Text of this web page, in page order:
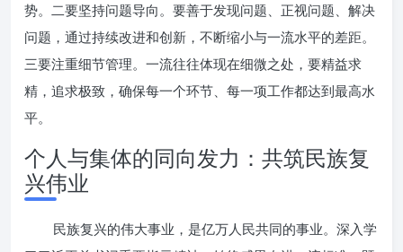
势。二要坚持问题导向。要善于发现问题、正视问题、解决
问题，通过持续改进和创新，不断缩小与一流水平的差距。
三要注重细节管理。一流往往体现在细微之处，要精益求
精，追求极致，确保每一个环节、每一项工作都达到最高水
平。
个人与集体的同向发力：共筑民族复
兴伟业
民族复兴的伟大事业，是亿万人民共同的事业。深入学